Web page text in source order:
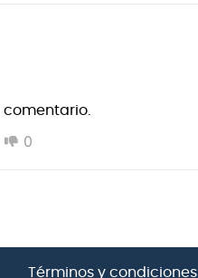
comentario.
0
Términos y condiciones